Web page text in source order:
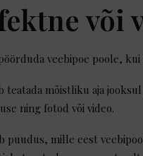
või
veebipoe poole,
teatada mõistliku aja
ning fotod või video.
puudus, mille eest